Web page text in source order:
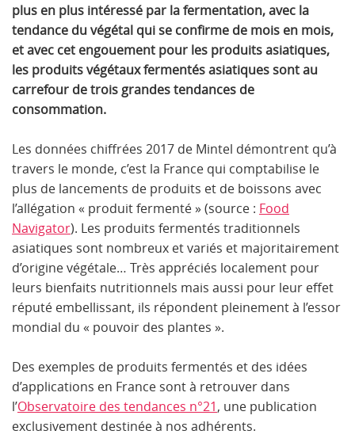
plus en plus intéressé par la fermentation, avec la
tendance du végétal qui se confirme de mois en mois,
et avec cet engouement pour les produits asiatiques,
les produits végétaux fermentés asiatiques sont au
carrefour de trois grandes tendances de
consommation.
Les données chiffrées 2017 de Mintel démontrent qu’à
travers le monde, c’est la France qui comptabilise le
plus de lancements de produits et de boissons avec
l’allégation « produit fermenté » (source : Food
Navigator). Les produits fermentés traditionnels
asiatiques sont nombreux et variés et majoritairement
d’origine végétale… Très appréciés localement pour
leurs bienfaits nutritionnels mais aussi pour leur effet
réputé embellissant, ils répondent pleinement à l’essor
mondial du « pouvoir des plantes ».
Des exemples de produits fermentés et des idées
d’applications en France sont à retrouver dans
l’Observatoire des tendances n°21, une publication
exclusivement destinée à nos adhérents.